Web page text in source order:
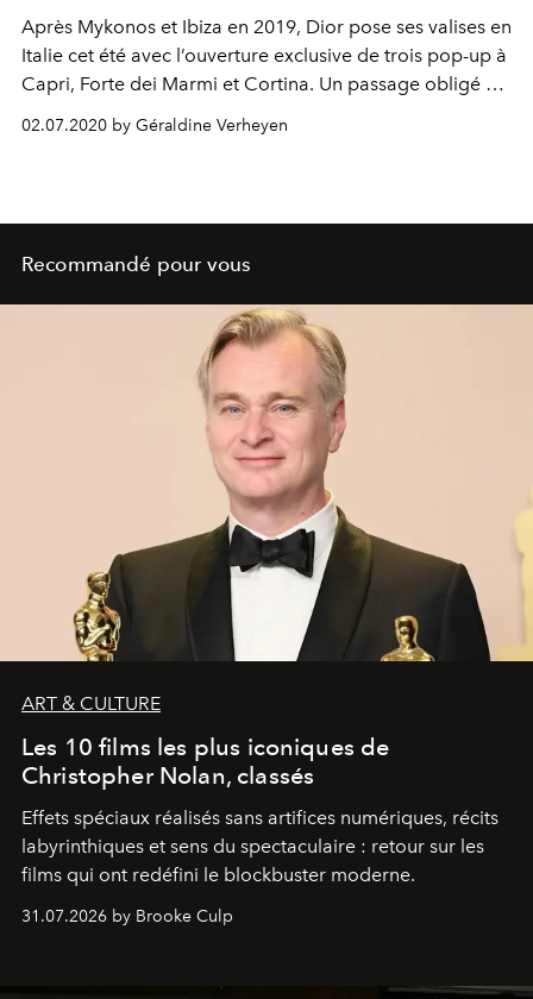
Après Mykonos et Ibiza en 2019, Dior pose ses valises en
Italie cet été avec l’ouverture exclusive de trois pop-up à
Capri, Forte dei Marmi et Cortina. Un passage obligé si
vous être de passage dans l'une de ces régions cet été.
02.07.2020 by Géraldine Verheyen
Recommandé pour vous
ART & CULTURE
Les 10 films les plus iconiques de
Christopher Nolan, classés
Effets spéciaux réalisés sans artifices numériques, récits
labyrinthiques et sens du spectaculaire : retour sur les
films qui ont redéfini le blockbuster moderne.
31.07.2026 by Brooke Culp